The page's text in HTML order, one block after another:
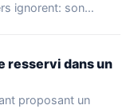
ignorent: son…
resservi dans un
proposant un